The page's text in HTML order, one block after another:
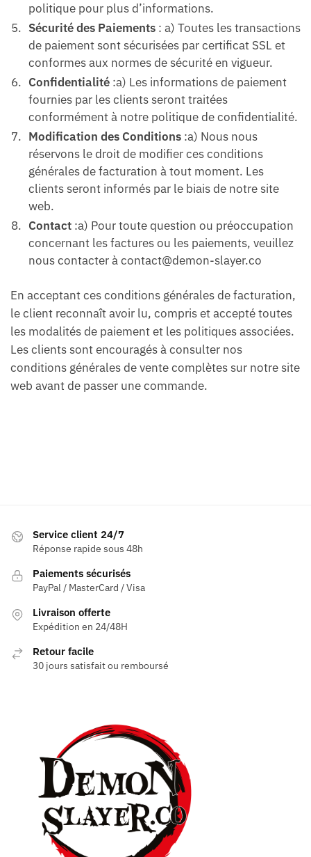
politique pour plus d’informations.
Sécurité des Paiements : a) Toutes les transactions
de paiement sont sécurisées par certificat SSL et
conformes aux normes de sécurité en vigueur.
Confidentialité :a) Les informations de paiement
fournies par les clients seront traitées
conformément à notre politique de confidentialité.
Modification des Conditions :a) Nous nous
réservons le droit de modifier ces conditions
générales de facturation à tout moment. Les
clients seront informés par le biais de notre site
web.
Contact :a) Pour toute question ou préoccupation
concernant les factures ou les paiements, veuillez
nous contacter àcontact@demon-slayer.co
En acceptant ces conditions générales de facturation,
le client reconnaît avoir lu, compris et accepté toutes
les modalités de paiement et les politiques associées.
Les clients sont encouragés à consulter nos
conditions générales de vente complètes sur notre site
web avant de passer une commande.
Service client 24/7
Réponse rapide sous 48h
Paiements sécurisés
PayPal / MasterCard / Visa
Livraison offerte
Expédition en 24/48H
Retour facile
30 jours satisfait ou remboursé